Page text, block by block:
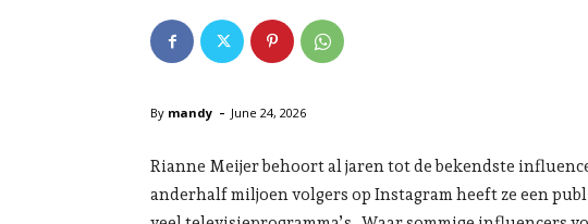
By mandy - June 24, 2026
Rianne Meijer behoort al jaren tot de bekendste
anderhalf miljoen volgers op Instagram heeft ze een